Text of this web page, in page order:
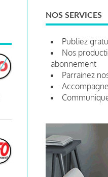
NOS SERVICES
Publiez
Nos
abonnement
Parrainez